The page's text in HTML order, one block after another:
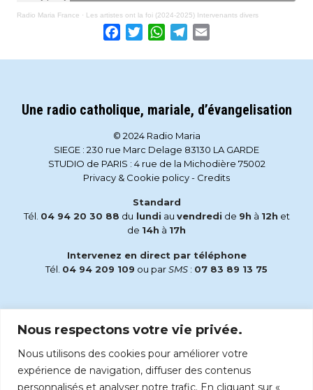
Nous respectons votre vie privée.
Nous utilisons des cookies pour améliorer votre
expérience de navigation, diffuser des contenus
personnalisés et analyser notre trafic. En cliquant sur «
Radio Maria France · Les artistes ont la foi (2024-2025) Intervenants divers
Facebook
TwitterWhatsApp
Telegram
Une radio catholique, mariale, d’évangelisation
© 2024 Radio Maria
SIEGE : 230 rue Marc Delage 83130 LA GARDE
STUDIO de PARIS : 4 rue de la Michodière 75002
Privacy & Cookie policy- Credits
Standard
Tél. 04 94 20 30 88 du lundi au vendredi de 9h à 12h et
de 14h à 17h
Intervenez en direct par téléphone
Tél. 04 94 209 109 ou parSMS : 07 83 89 13 75
accueil@radiomaria.fr
Écoutez Radio Maria sur :